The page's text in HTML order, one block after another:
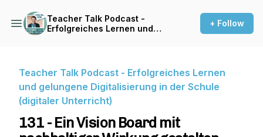
Teacher Talk Podcast -
Erfolgreiches Lernen und
+ Follow
Teacher Talk Podcast - Erfolgreiches Lernen
und gelungene Digitalisierung in der Schule
(digitaler Unterricht)
131 - Ein Vision Board mit